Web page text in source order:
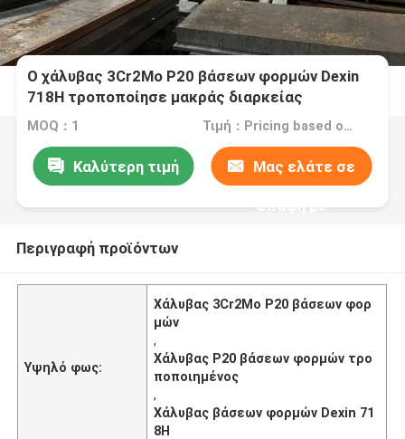
Ο χάλυβας 3Cr2Mo P20 βάσεων φορμών Dexin
718H τροποποίησε μακράς διαρκείας
MOQ：1 Τιμή：Pricing based on weight and material
Καλύτερη τιμή Μας ελάτε σε
επαφή με
Περιγραφή προϊόντων
Υψηλό φως:
Χάλυβας 3Cr2Mo P20 βάσεων φορ
μών
,
Χάλυβας P20 βάσεων φορμών τρο
ποποιημένος
,
Χάλυβας βάσεων φορμών Dexin 71
8H